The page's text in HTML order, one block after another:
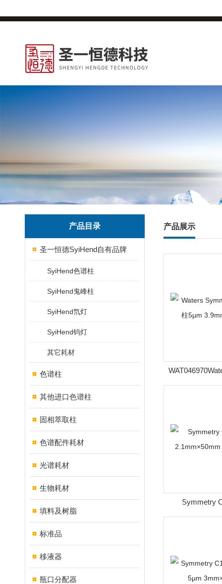
产品目录
圣一恒德SyiHend自有品牌
SyiHend色谱柱
SyiHend鬼峰柱
SyiHend氘灯
SyiHend钨灯
其它耗材
色谱柱
其他进口色谱柱
固相萃取柱
色谱配件耗材
光谱耗材
生物耗材
填料及树脂
标准品
移液器
瓶口分配器
产品展示
C8色谱柱5µm
Symmetry
2.1mm×50mm